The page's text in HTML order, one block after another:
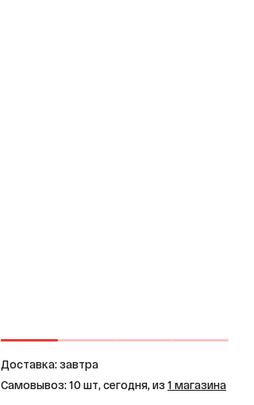
Доставка: завтра
Самовывоз: 10 шт, сегодня, из 1 магазина